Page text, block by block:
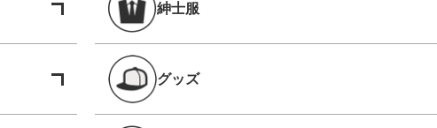
紳士服
グッズ